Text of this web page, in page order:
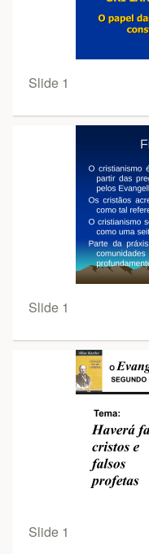
Slide 1
Slide 1
Slide 1